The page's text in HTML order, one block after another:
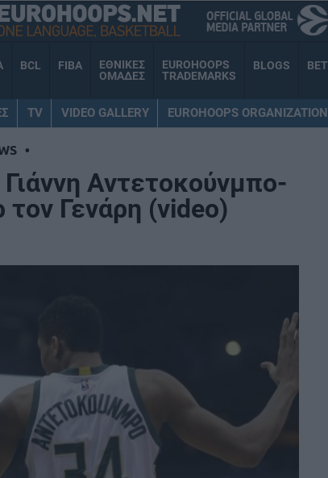
BCL FIBA
ΕΘΝΙΚΕΣ
ΟΜΑΔΕΣ
EUROHOOPS
TRADEMARKS
BLOGS BET
TV VIDEO GALLERY EUROHOOPS ORGANIZATION
•
Αντετοκούνμπο-
Γενάρη (video)